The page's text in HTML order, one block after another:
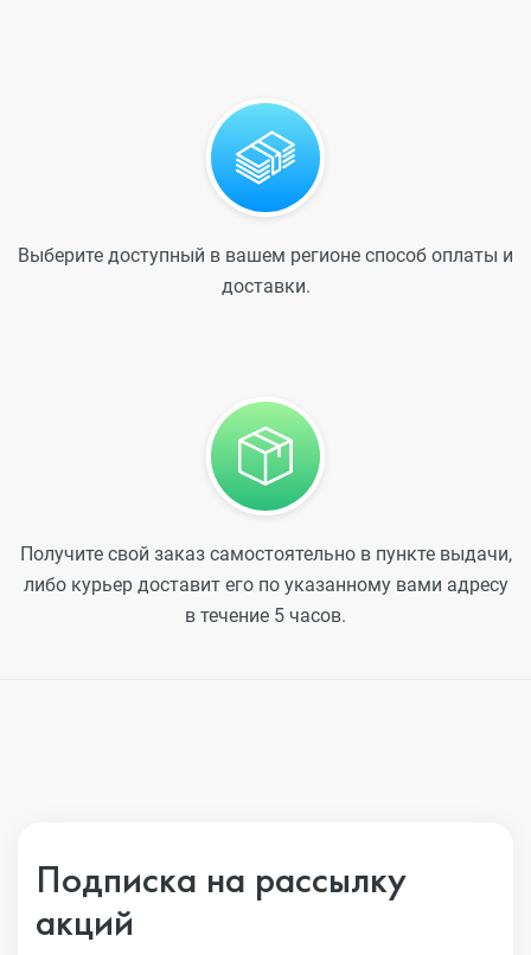
Выберите доступный в вашем регионе способ оплаты и
доставки.
Получите свой заказ самостоятельно в пункте выдачи,
либо курьер доставит его по указанному вами адресу
в течение 5 часов.
Подписка на рассылку
акций